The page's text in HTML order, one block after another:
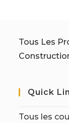
Tous Les
Quick
Tous les